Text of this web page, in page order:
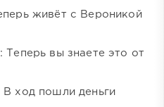
живёт с Вероникой
Теперь вы знаете это от
ход пошли деньги